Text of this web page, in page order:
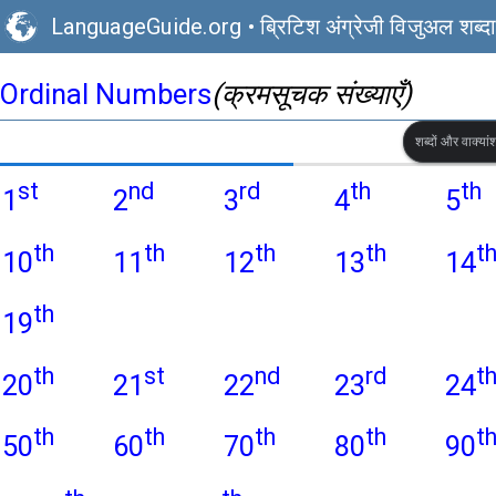
LanguageGuide.org •ब्रिटिश अंग्रेजी विजुअल
Ordinal Numbers(क्रमसूचक संख्याएँ)
शब्दों और
1 st 2nd 3rd 4th 5th
10th 11 th 12th 13th 14th
19th
20th 21 st 22nd 23rd 24th
50th 60th 70th 80th 90th